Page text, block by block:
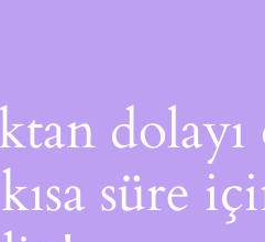
süre